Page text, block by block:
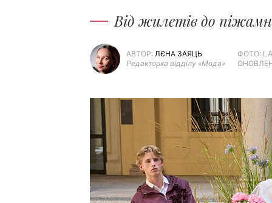
Від жилетів до
АВТОР: ЛЄНА ЗАЯЦЬ
Редакторка відділу «Мода»
ФОТО: